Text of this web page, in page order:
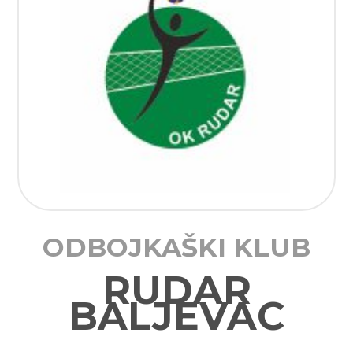
ODBOJKAŠKI KLUB
RUDAR
BALJEVAC